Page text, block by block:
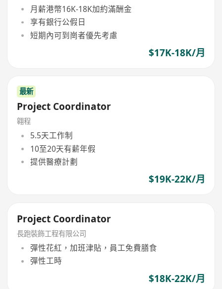
月薪港幣16K-18K加約滿酬金
享有銀行公假日
短期內可到崗者優先考慮
$17K-18K/月
最新
Project Coordinator
翱程
5.5天工作制
10至20天有薪年假
提供醫療計劃
$19K-22K/月
Project Coordinator
長跑裝飾工程有限公司
彈性花紅，加班津貼，員工免費膳食
彈性工時
$18K-22K/月